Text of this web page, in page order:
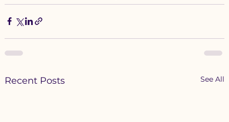
Recent Posts See All